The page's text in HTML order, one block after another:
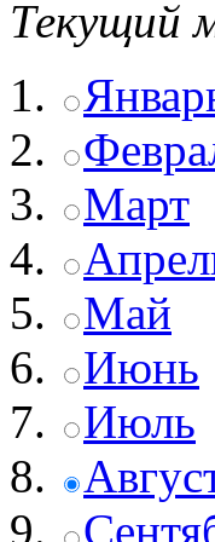
Текущий
Март
Май
Июнь
Июль